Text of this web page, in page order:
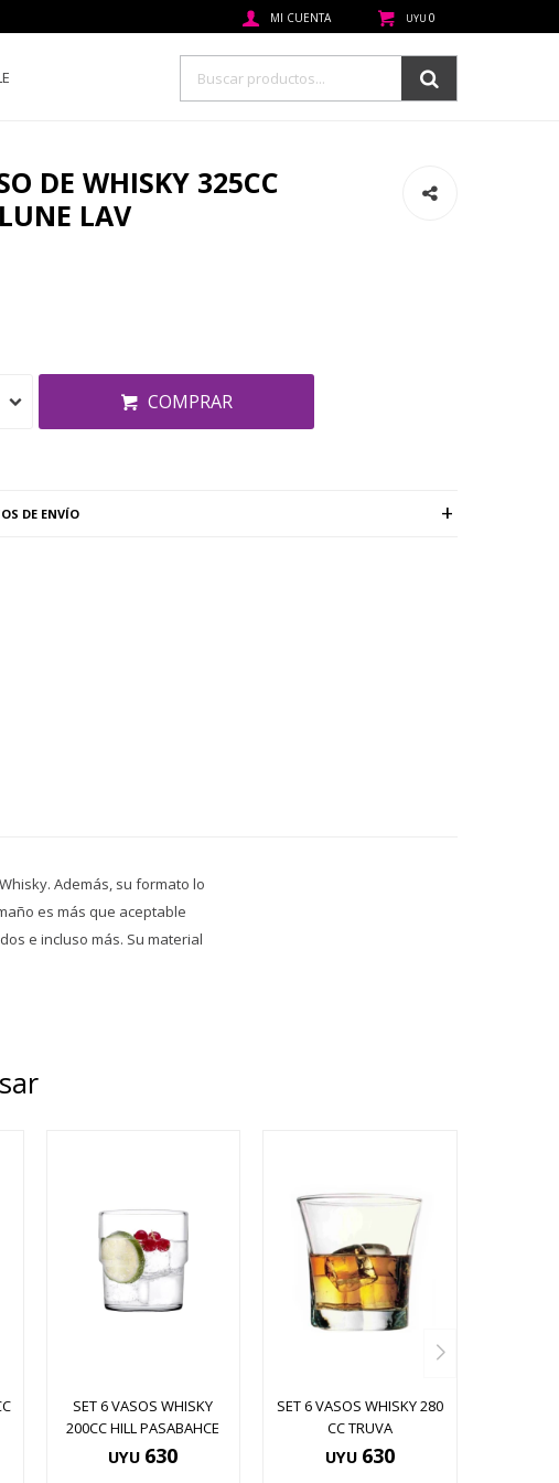
UYU 0
DE WHISKY 325CC
LAV
COMPRAR
DE ENVÍO
Además, su formato lo
es más que aceptable
e incluso más. Su material
SET 6 VASOS WHISKY
200CC HILL PASABAHCE
UYU 630
SET 6 VASOS WHISKY 280
CC TRUVA
UYU 630